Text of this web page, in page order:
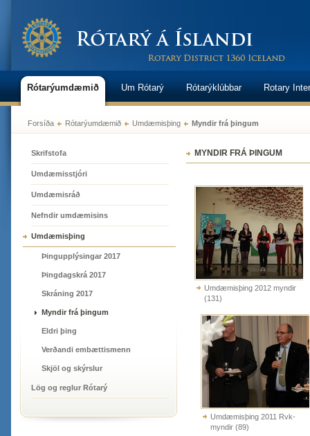
MYNDIR FRÁ ÞINGUM
Umdæmisþing 2012 myndir
(131)
Umdæmisþing 2011 Rvk-
myndir (89)
Forsíða Rótarýumdæmið Umdæmisþing Myndir frá þingum
Rótarýumdæmið Um Rótarý Rótarýklúbbar Rotary
Skrifstofa
Umdæmisstjóri
Umdæmisráð
Nefndir umdæmisins
Umdæmisþing
Þingupplýsingar 2017
Þingdagskrá 2017
Skráning 2017
Myndir frá þingum
Eldri þing
Verðandi embættismenn
Skjöl og skýrslur
Lög og reglur Rótarý